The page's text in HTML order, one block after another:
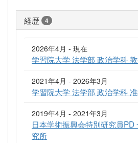
経歴 4
2026年4月 - 現在
学習院大学 法学部 政治学科
2021年4月 - 2026年3月
学習院大学 法学部 政治学科
2019年4月 - 2021年3月
日本学術振興会特別研究員PD
究所